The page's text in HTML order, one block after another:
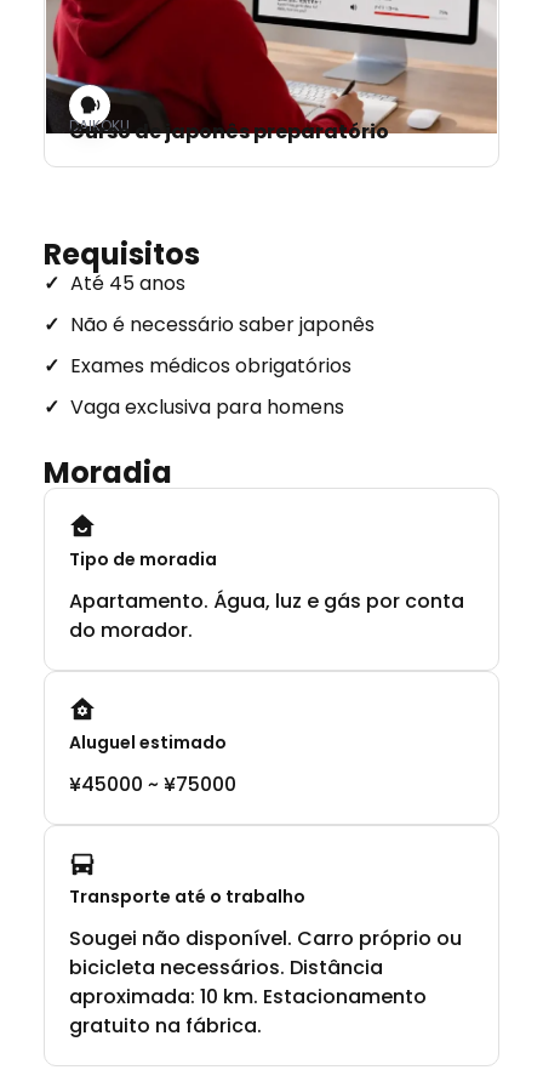
DAIKOKU
Curso de japonês preparatório
Requisitos
Até 45 anos
Não é necessário saber japonês
Exames médicos obrigatórios
Vaga exclusiva para homens
Moradia
Tipo de moradia
Apartamento. Água, luz e gás por conta
do morador.
Aluguel estimado
¥45000 ~ ¥75000
Transporte até o trabalho
Sougei não disponível. Carro próprio ou
bicicleta necessários. Distância
aproximada: 10 km. Estacionamento
gratuito na fábrica.